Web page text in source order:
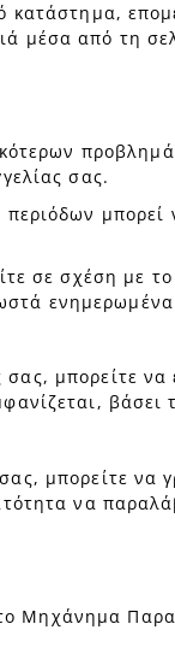
μέσα από τη
σας.
σε σχέση με
μπορείτε
μπορείτε
να
Μηχάνημα